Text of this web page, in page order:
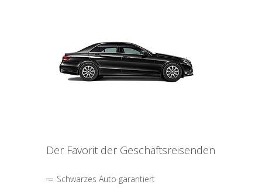
Der Favorit der Geschäftsreisenden
Schwarzes Auto garantiert